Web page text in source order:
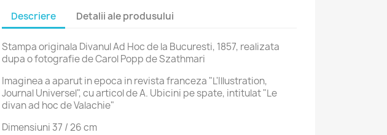
Descriere Detalii ale produsului
Stampa originala Divanul Ad Hoc de la Bucuresti, 1857, realizata
dupa o fotografie de Carol Popp de Szathmari
Imaginea a aparut in epoca in revista franceza "L'Illustration,
Journal Universel", cu articol de A. Ubicini pe spate, intitulat "Le
divan ad hoc de Valachie"
Dimensiuni 37 / 26 cm